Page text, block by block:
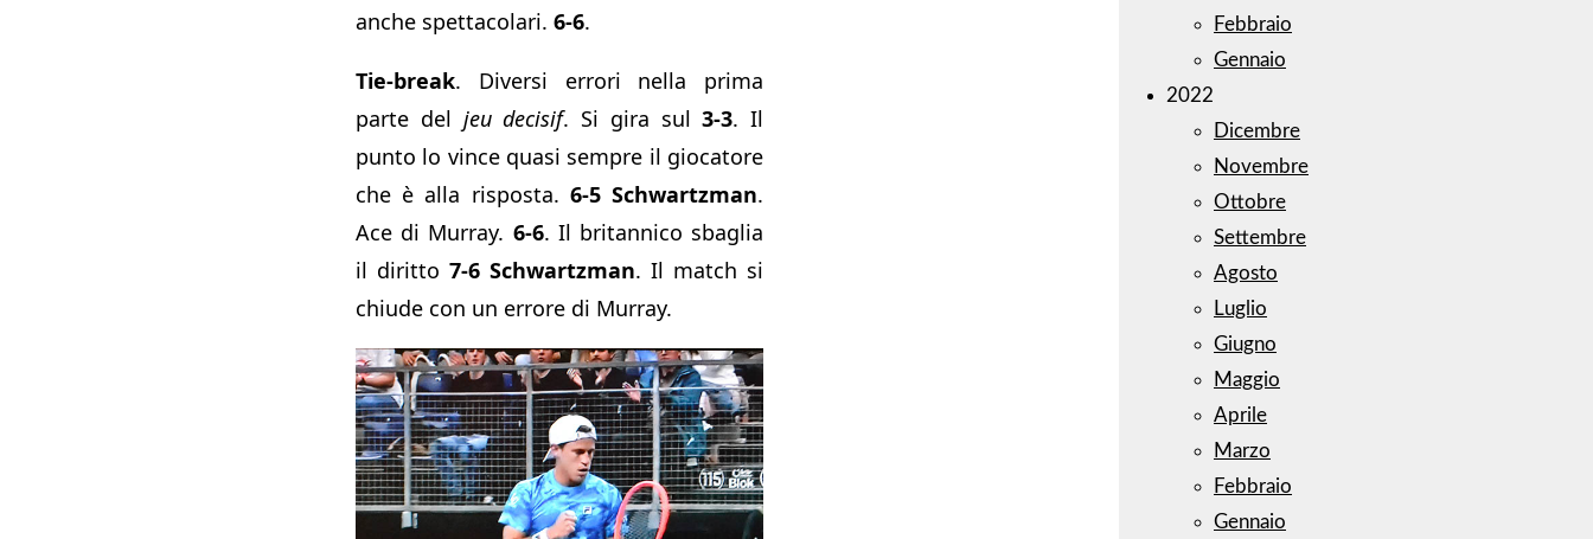
anche spettacolari. 6-6.
Tie-break. Diversi errori nella prima
parte del jeu decisif. Si gira sul3-3. Il
punto lo vince quasi sempre il giocatore
che è alla risposta. 6-5 Schwartzman.
Ace di Murray. 6-6. Il britannico sbaglia
il diritto 7-6 Schwartzman. Il match si
chiude con un errore di Murray.
Febbraio
Gennaio
2022
Dicembre
Novembre
Ottobre
Settembre
Agosto
Luglio
Giugno
Maggio
Aprile
Marzo
Febbraio
Gennaio